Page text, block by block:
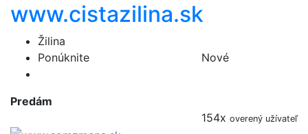
www.cistazilina.sk
Žilina
Ponúknite
Nové
Predám
154x overený užívateľ